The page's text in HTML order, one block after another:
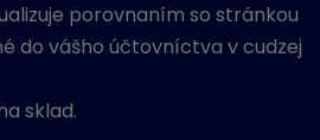
porovnaním so stránkou
do vášho účtovníctva v cudzej
sklad.